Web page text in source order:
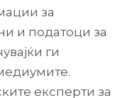
за
и податоци за
ги
експерти за